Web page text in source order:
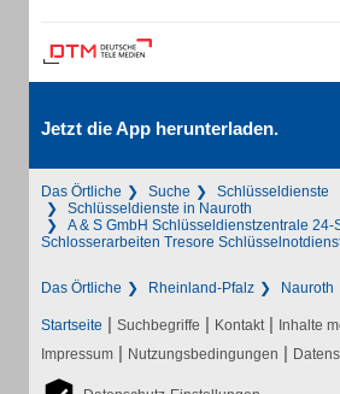
Jetzt die App herunterladen.
Das Örtliche Suche
Schlüsseldienste
Schlüsseldienste in Nauroth
A & S GmbH Schlüsseldienstzentrale
Schlosserarbeiten Tresore
Das Örtliche Rheinland-Pfalz Nauroth
Startseite | Suchbegriffe | Kontakt | Inhalte
Impressum | Nutzungsbedingungen |